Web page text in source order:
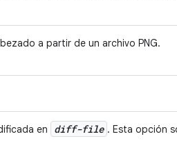
a partir de un archivo PNG.
en diff-file . Esta opción